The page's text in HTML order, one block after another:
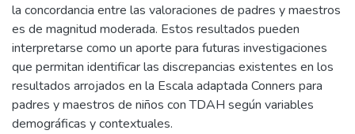
la concordancia entre las valoraciones de padres y maestros
es de magnitud moderada. Estos resultados pueden
interpretarse como un aporte para futuras investigaciones
que permitan identificar las discrepancias existentes en los
resultados arrojados en la Escala adaptada Conners para
padres y maestros de niños con TDAH según variables
demográficas y contextuales.